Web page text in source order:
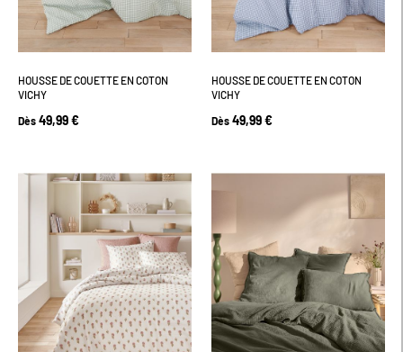
HOUSSE DE COUETTE EN COTON
VICHY
Dès 49,99 €
HOUSSE DE COUETTE EN COTON
VICHY
Dès 49,99 €